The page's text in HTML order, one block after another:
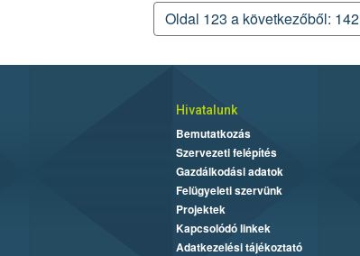
Oldal 123 a következőből: 142
Hivatalunk
Bemutatkozás
Szervezeti felépítés
Gazdálkodási adatok
Felügyeleti szervünk
Projektek
Kapcsolódó linkek
Adatkezelési tájékoztató